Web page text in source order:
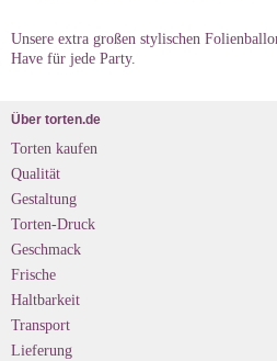
Unsere extra großen stylischen
Have für jede Party.
Über torten.de
Torten kaufen
Qualität
Gestaltung
Torten-Druck
Geschmack
Frische
Haltbarkeit
Transport
Lieferung